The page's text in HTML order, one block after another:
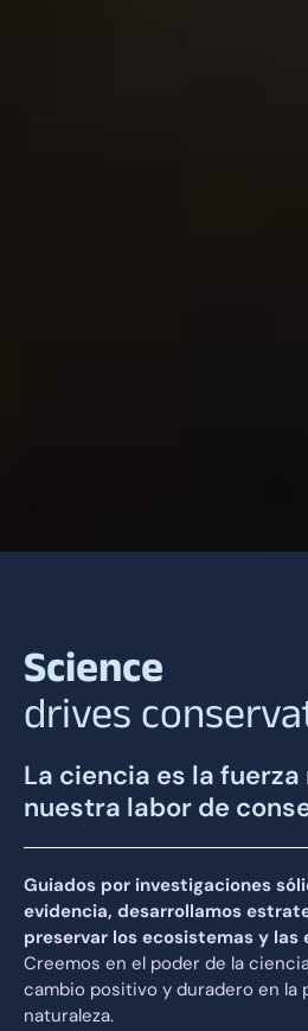
Science
drives
La ciencia es la
nuestra labor de
Guiados por investigaciones
evidencia, desarrollamos
preservar los ecosistemas y las
Creemos en el poder de la
cambio positivo y duradero en la
naturaleza.